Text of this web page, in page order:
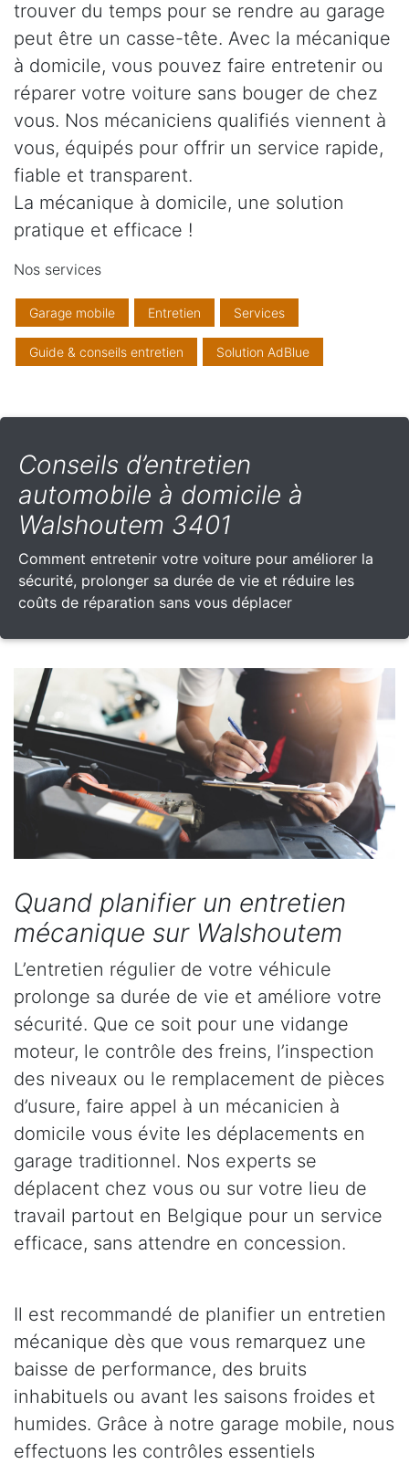
trouver du temps pour se rendre au garage
peut être un casse-tête. Avec la mécanique
à domicile, vous pouvez faire entretenir ou
réparer votre voiture sans bouger de chez
vous. Nos mécaniciens qualifiés viennent à
vous, équipés pour offrir un service rapide,
fiable et transparent.
La mécanique à domicile, une solution
pratique et efficace !
Nos services
Garage mobile Entretien Services
Guide & conseils entretien Solution AdBlue
Conseils d’entretien
automobile à domicile à
Walshoutem 3401
Comment entretenir votre voiture pour améliorer la
sécurité, prolonger sa durée de vie et réduire les
coûts de réparation sans vous déplacer
Quand planifier un entretien
mécanique sur Walshoutem
L’entretien régulier de votre véhicule
prolonge sa durée de vie et améliore votre
sécurité. Que ce soit pour une vidange
moteur, le contrôle des freins, l’inspection
des niveaux ou le remplacement de pièces
d’usure, faire appel à un mécanicien à
domicile vous évite les déplacements en
garage traditionnel. Nos experts se
déplacent chez vous ou sur votre lieu de
travail partout en Belgique pour un service
efficace, sans attendre en concession.
Il est recommandé de planifier un entretien
mécanique dès que vous remarquez une
baisse de performance, des bruits
inhabituels ou avant les saisons froides et
humides. Grâce à notre garage mobile, nous
effectuons les contrôles essentiels